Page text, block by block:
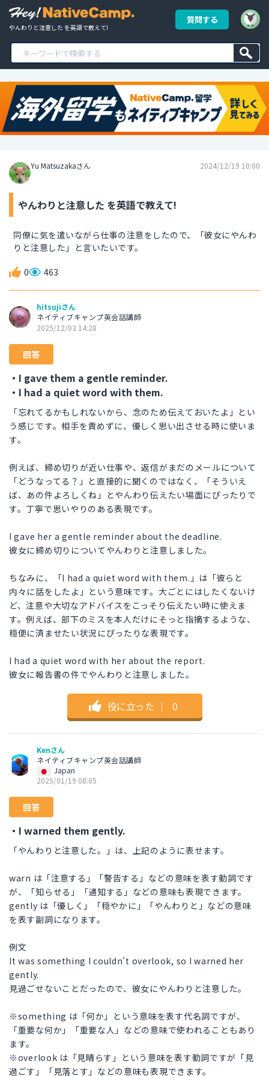
やんわりと注意した を英語で教えて!
質問する
Yu Matsuzakaさん 2024/12/19 10:00
やんわりと注意した を英語で教えて!
同僚に気を遣いながら仕事の注意をしたので、「彼女にやんわ
りと注意した」と言いたいです。
0 463
hitsujiさん
ネイティブキャンプ英会話講師
2025/12/03 14:28
回答
・I gave them a gentle reminder.
・I had a quiet word with them.
「忘れてるかもしれないから、念のため伝えておいたよ」とい
う感じです。相手を責めずに、優しく思い出させる時に使いま
す。
例えば、締め切りが近い仕事や、返信がまだのメールについて
「どうなってる？」と直接的に聞くのではなく、「そういえ
ば、あの件よろしくね」とやんわり伝えたい場面にぴったりで
す。丁寧で思いやりのある表現です。
I gave her a gentle reminder about the deadline.
彼女に締め切りについてやんわりと注意しました。
ちなみに、「I had a quiet word with them.」は「彼らと
内々に話をしたよ」という意味です。大ごとにはしたくないけ
ど、注意や大切なアドバイスをこっそり伝えたい時に使えま
す。例えば、部下のミスを本人だけにそっと指摘するような、
穏便に済ませたい状況にぴったりな表現です。
I had a quiet word with her about the report.
彼女に報告書の件でやんわりと注意しました。
役に立った ｜ 0
Kenさん
ネイティブキャンプ英会話講師
Japan
2025/01/19 08:05
回答
・I warned them gently.
「やんわりと注意した。」は、上記のように表せます。
warn は「注意する」「警告する」などの意味を表す動詞です
が、「知らせる」「通知する」などの意味も表現できます。
gently は「優しく」「穏やかに」「やんわりと」などの意味
を表す副詞になります。
例文
It was something I couldn't overlook, so I warned her
gently.
見過ごせないことだったので、彼女にやんわりと注意した。
※something は「何か」という意味を表す代名詞ですが、
「重要な何か」「重要な人」などの意味で使われることもあり
ます。
※overlook は「見晴らす」という意味を表す動詞ですが「見
過ごす」「見落とす」などの意味も表現できます。